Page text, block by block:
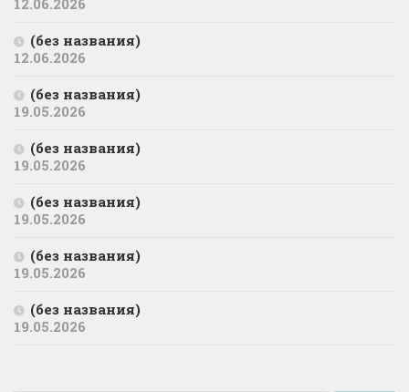
(без названия)
12.06.2026
(без названия)
19.05.2026
(без названия)
19.05.2026
(без названия)
19.05.2026
(без названия)
19.05.2026
(без названия)
19.05.2026